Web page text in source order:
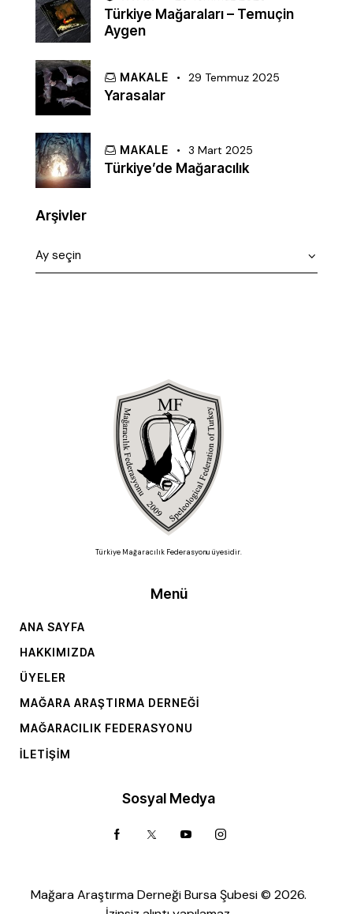
Türkiye Mağaraları – Temuçin
Aygen
MAKALE 29 Temmuz 2025
Yarasalar
MAKALE 3 Mart 2025
Türkiye’de Mağaracılık
Arşivler
Türkiye Mağaracılık Federasyonu üyesidir.
Menü
ANA SAYFA
HAKKIMIZDA
ÜYELER
MAĞARA ARAŞTIRMA DERNEĞI
MAĞARACILIK FEDERASYONU
İLETIŞIM
Sosyal Medya
Mağara Araştırma Derneği Bursa Şubesi © 2026.